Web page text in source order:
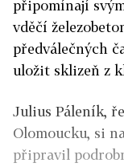
připomínají
vděčí
předválečných
uložit sklizeň z
Julius Páleník,
Olomoucku, si
připravil